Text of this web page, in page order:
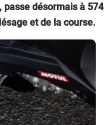
passe désormais à 574
et de la course.